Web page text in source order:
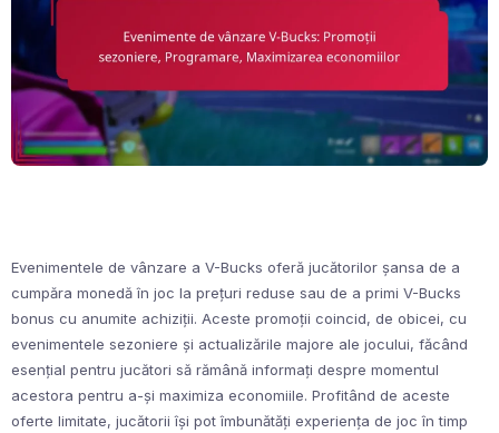
Evenimentele de vânzare a V-Bucks oferă jucătorilor șansa de a
cumpăra monedă în joc la prețuri reduse sau de a primi V-Bucks
bonus cu anumite achiziții. Aceste promoții coincid, de obicei, cu
evenimentele sezoniere și actualizările majore ale jocului, făcând
esențial pentru jucători să rămână informați despre momentul
acestora pentru a-și maximiza economiile. Profitând de aceste
oferte limitate, jucătorii își pot îmbunătăți experiența de joc în timp